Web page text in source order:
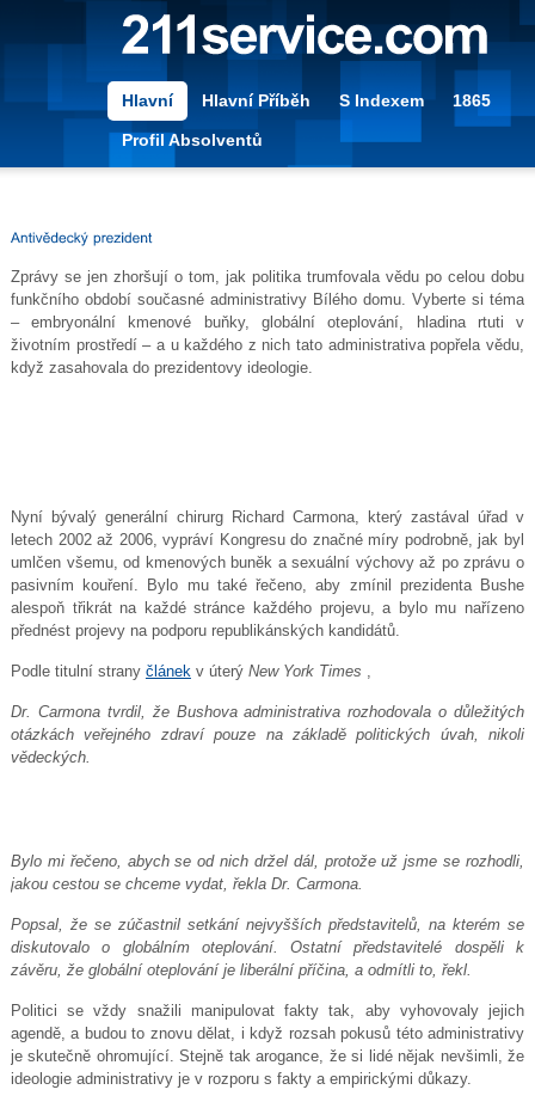
Hlavní Hlavní Příběh S Indexem 1865
Profil Absolventů
Zprávy se jen zhoršují o tom, jak politika trumfovala vědu po celou dobu
funkčního období současné administrativy Bílého domu. Vyberte si téma
– embryonální kmenové buňky, globální oteplování, hladina rtuti v
životním prostředí – a u každého z nich tato administrativa popřela vědu,
když zasahovala do prezidentovy ideologie.
Nyní bývalý generální chirurg Richard Carmona, který zastával úřad v
letech 2002 až 2006, vypráví Kongresu do značné míry podrobně, jak byl
umlčen všemu, od kmenových buněk a sexuální výchovy až po zprávu o
pasivním kouření. Bylo mu také řečeno, aby zmínil prezidenta Bushe
alespoň třikrát na každé stránce každého projevu, a bylo mu nařízeno
přednést projevy na podporu republikánských kandidátů.
Podle titulní strany článekv úterý New York Times ,
Dr. Carmona tvrdil, že Bushova administrativa rozhodovala o důležitých
otázkách veřejného zdraví pouze na základě politických úvah, nikoli
vědeckých.
Bylo mi řečeno, abych se od nich držel dál, protože už jsme se rozhodli,
jakou cestou se chceme vydat, řekla Dr. Carmona.
Popsal, že se zúčastnil setkání nejvyšších představitelů, na kterém se
diskutovalo o globálním oteplování. Ostatní představitelé dospěli k
závěru, že globální oteplování je liberální příčina, a odmítli to, řekl.
Politici se vždy snažili manipulovat fakty tak, aby vyhovovaly jejich
agendě, a budou to znovu dělat, i když rozsah pokusů této administrativy
je skutečně ohromující. Stejně tak arogance, že si lidé nějak nevšimli, že
ideologie administrativy je v rozporu s fakty a empirickými důkazy.